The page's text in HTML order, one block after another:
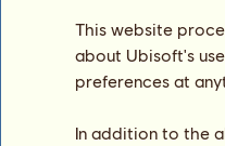
Panziós lovak száma
Presztízs
Népszerűség
Aranyalma szőrzetek
This website
about Ubisoft's
preferences at
In addition to the